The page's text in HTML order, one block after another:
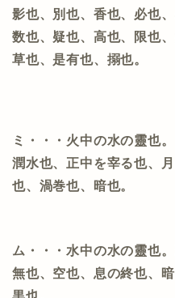
影也、別也、香也、必也
数也、疑也、高也、限也
草也、是有也、搦也。
ミ・・・火中の水の靈也。
潤水也、正中を宰る也、
也、渦巻也、暗也。
ム・・・水中の水の靈也。
無也、空也、息の終也、